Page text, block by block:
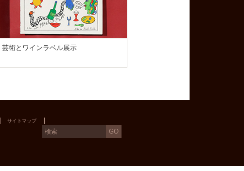
芸術とワインラベル展示
サイトマップ